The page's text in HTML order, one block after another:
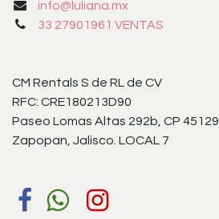
info@luliana.mx
33 27901961 VENTAS
CM Rentals S de RL de CV
RFC: CRE180213D90
Paseo Lomas Altas 292b, CP 45129.
Zapopan, Jalisco. LOCAL 7